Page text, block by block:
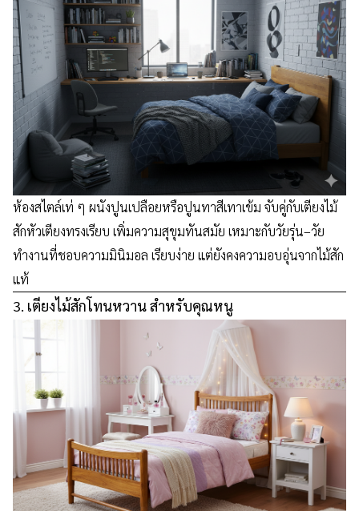
ห้องสไตล์เท่ ๆ ผนังปูนเปลือยหรือปูนทาสีเทาเข้ม จับคู่กับเตียงไม้
สักหัวเตียงทรงเรียบ เพิ่มความสุขุมทันสมัย เหมาะกับวัยรุ่น–วัย
ทำงานที่ชอบความมินิมอล เรียบง่าย แต่ยังคงความอบอุ่นจากไม้สัก
แท้
3. เตียงไม้สักโทนหวาน สำหรับคุณหนู